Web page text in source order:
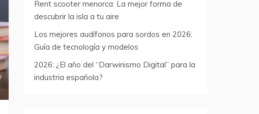
Rent scooter menorca: La mejor forma de
descubrir la isla a tu aire
Los mejores audífonos para sordos en 2026:
Guía de tecnología y modelos
2026: ¿El año del “Darwinismo Digital” para la
industria española?